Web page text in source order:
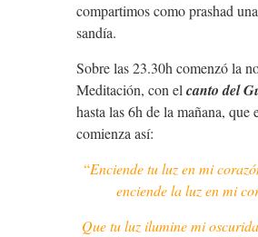
compartimos como prashad
sandía.
Sobre las 23.30h comenzó la
Meditación, con elcanto del
hasta las 6h de la mañana, que
comienza así:
“Enciende tu luz en mi
enciende la luz en mi
Que tu luz ilumine mi